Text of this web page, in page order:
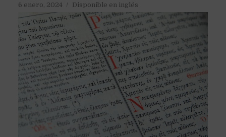
6 enero, 2024
Disponible en inglés